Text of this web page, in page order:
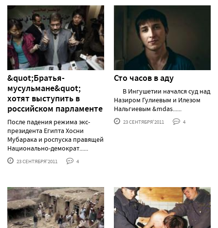
&quot;Братья-
мусульмане&quot;
хотят выступить в
российском парламенте
После падения режима экс-
президента Египта Хосни
Мубарака и роспуска правящей
Национально-демократ......
23 СЕНТЯБРЯ'2011 4
Сто часов в аду
В Ингушетии начался суд над
Назиром Гулиевым и Илезом
Нальгиевым &mdas......
23 СЕНТЯБРЯ'2011 4